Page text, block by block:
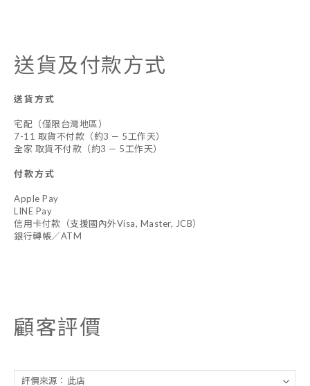
送貨及付款方式
送貨方式
宅配（僅限台灣地區）
7-11 取貨不付款（約3 — 5工作天）
全家 取貨不付款（約3 — 5工作天）
付款方式
Apple Pay
LINE Pay
信用卡付款（支援國內外Visa, Master, JCB）
銀行轉帳／ATM
顧客評價